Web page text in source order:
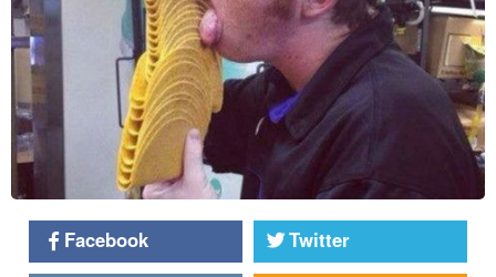
Facebook
Twitter